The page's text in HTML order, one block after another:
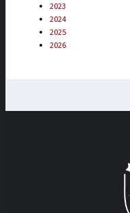
2023
2024
2025
2026